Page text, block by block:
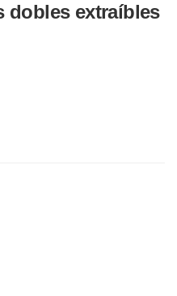
dobles extraíbles